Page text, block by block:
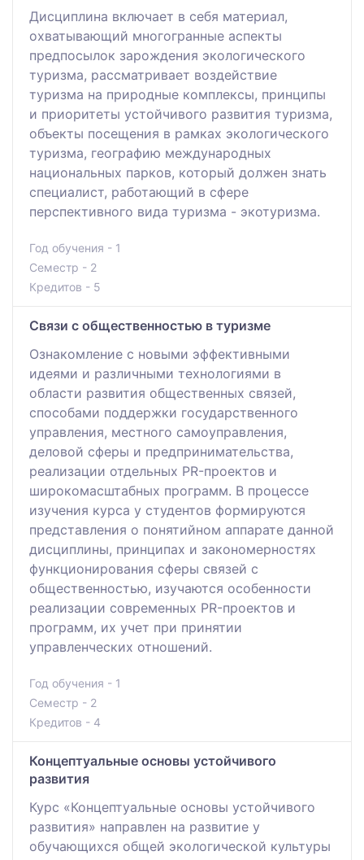
Дисциплина включает в себя материал,
охватывающий многогранные аспекты
предпосылок зарождения экологического
туризма, рассматривает воздействие
туризма на природные комплексы, принципы
и приоритеты устойчивого развития туризма,
объекты посещения в рамках экологического
туризма, географию международных
национальных парков, который должен знать
специалист, работающий в сфере
перспективного вида туризма - экотуризма.
Год обучения - 1
Семестр - 2
Кредитов - 5
Связи с общественностью в туризме
Ознакомление с новыми эффективными
идеями и различными технологиями в
области развития общественных связей,
способами поддержки государственного
управления, местного самоуправления,
деловой сферы и предпринимательства,
реализации отдельных PR-проектов и
широкомасштабных программ. В процессе
изучения курса у студентов формируются
представления о понятийном аппарате данной
дисциплины, принципах и закономерностях
функционирования сферы связей с
общественностью, изучаются особенности
реализации современных PR-проектов и
программ, их учет при принятии
управленческих отношений.
Год обучения - 1
Семестр - 2
Кредитов - 4
Концептуальные основы устойчивого
развития
Курс «Концептуальные основы устойчивого
развития» направлен на развитие у
обучающихся общей экологической культуры